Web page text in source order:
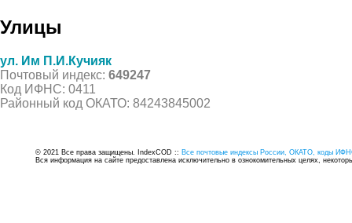
Улицы
ул. Им П.И.Кучияк
Почтовый индекс: 649247
Код ИФНС: 0411
Районный код ОКАТО: 84243845002
© 2021 Все права защищены. IndexCOD :: Все почтовые индексы России, ОКАТО, коды
Вся информация на сайте предоставлена исключительно в ознокомительных целях,